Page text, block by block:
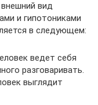
вид
и гипотониками
в следующем:
ведет себя
разговаривать.
выглядит